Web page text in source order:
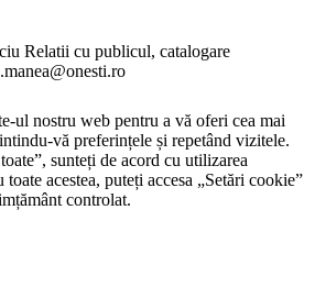
Relatii cu publicul, catalogare
ul nostru web pentru a vă oferi cea mai
vă preferințele și repetând vizitele.
sunteți de acord cu utilizarea
acestea, puteți accesa „Setări cookie”
controlat.